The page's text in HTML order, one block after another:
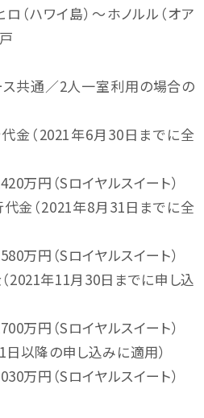
（ハワイ島）～ホノルル（オア
ス共通／2人一室利用の場合の
金（2021年6月30日までに全
万円（Sロイヤルスイート）
金（2021年8月31日までに全
万円（Sロイヤルスイート）
2021年11月30日までに申し込
万円（Sロイヤルスイート）
以降の申し込みに適用）
万円（Sロイヤルスイート）